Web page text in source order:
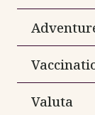
Der er lagt
du skal
Som i de
det at være
Valuta